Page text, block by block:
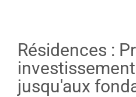
Résidences :
jusqu'aux